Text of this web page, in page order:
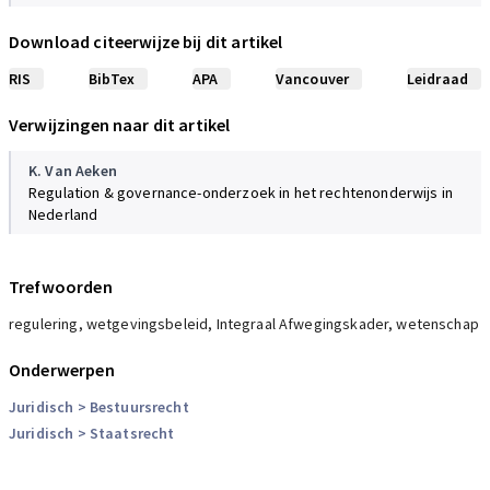
Biesheuvel
Nederlands Juristenblad, 1997, p. 1804-1805
‘Decentring Regulation: Understanding the Role of Regulation and
Self Regulation in a “Post-Regulatory” World’
Current Legal Problems, 1, 2001
Order, 2004
The Regulatory State. Constitutional Implications, 3, 2011
Meuwese
Download citeerwijze bij dit artikel
RIS BibTex APA Vancouver Leidraad
Verwijzingen naar dit artikel
K. Van Aeken
Regulation & governance-onderzoek in het rechtenonderwijs in
Nederland
Trefwoorden
regulering, wetgevingsbeleid, Integraal Afwegingskader, wetenschap
Onderwerpen
Juridisch > Bestuursrecht
Juridisch > Staatsrecht